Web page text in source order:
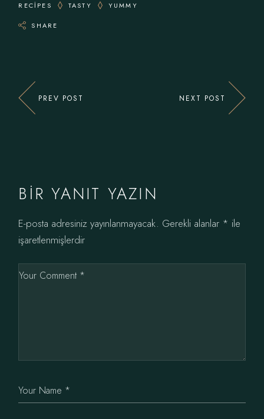
RECIPES TASTY YUMMY
SHARE
PREV POST NEXT POST
BIR YANIT YAZIN
E-posta adresiniz yayınlanmayacak. Gerekli alanlar * ile
işaretlenmişlerdir